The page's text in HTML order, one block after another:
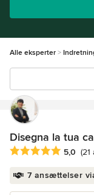
Alle eksperter
Disegna la tua
Gennemsnitlig5,0 (21
7 ansættelser